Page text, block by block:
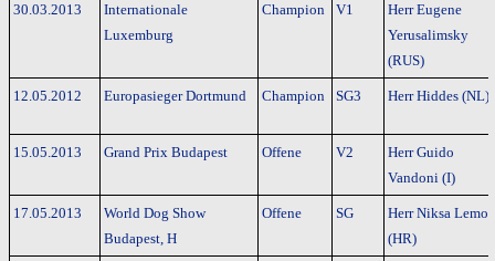
30.03.2013
Internationale
Luxemburg
Champion V1
Herr Eugene
Yerusalimsky
(RUS)
12.05.2012 Europasieger Dortmund Champion SG3 Herr Hiddes (NL)
15.05.2013 Grand Prix Budapest Offene V2
Herr Guido
Vandoni (I)
17.05.2013
World Dog Show
Budapest, H
Offene SG
Herr Niksa Lemo
(HR)